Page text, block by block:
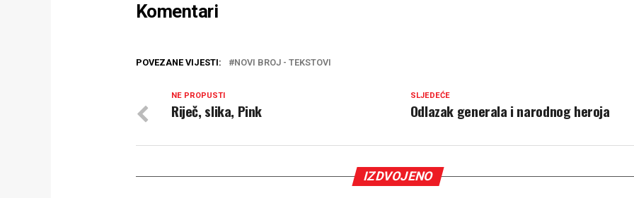
Komentari
POVEZANE VIJESTI: NOVI BROJ - TEKSTOVI
SLJEDEĆE
Odlazak generala i narodnog heroja
NE PROPUSTI
Riječ, slika, Pink
IZDVOJENO